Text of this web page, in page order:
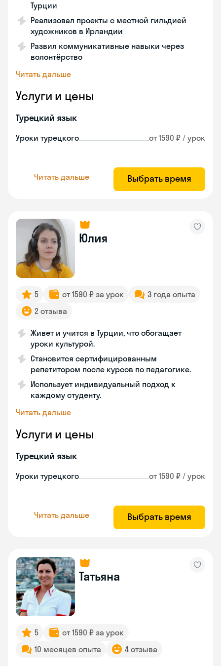
Турции
Реализовал проекты с местной гильдией
художников в Ирландии
Развил коммуникативные навыки через
волонтёрство
Читать дальше
Услуги и цены
Турецкий язык
Уроки турецкого от 1590 ₽ / урок
Читать дальше Выбрать время
Юлия
5 от 1590 ₽ за урок
3 года опыта
2 отзыва
Живет и учится в Турции, что обогащает
уроки культурой.
Становится сертифицированным
репетитором после курсов по педагогике.
Использует индивидуальный подход к
каждому студенту.
Читать дальше
Услуги и цены
Турецкий язык
Уроки турецкого от 1590 ₽ / урок
Читать дальше Выбрать время
Татьяна
5
от 1590 ₽ за урок
10 месяцев опыта
4 отзыва